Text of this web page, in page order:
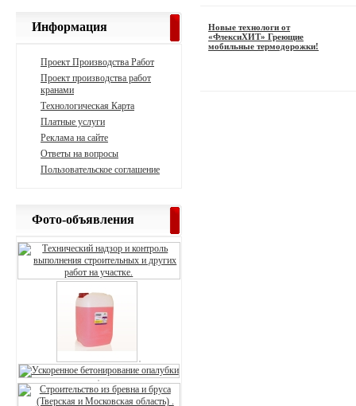
Новые технологи от
«ФлексиХИТ» Греющие
мобильные термодорожки!
Информация
Проект Производства Работ
Проект производства работ
кранами
Технологическая Карта
Платные услуги
Реклама на сайте
Ответы на вопросы
Пользовательское соглашение
Фото-объявления